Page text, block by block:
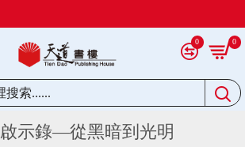
0 0
啟示錄—從黑暗到光明